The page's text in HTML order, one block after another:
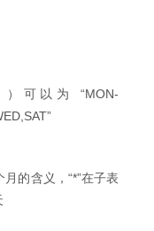
可以为 “MON-
的含义，“*”在子表